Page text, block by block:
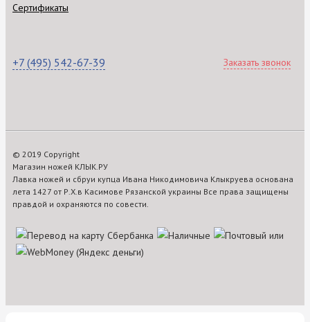
Сертификаты
+7 (495) 542-67-39 Заказать звонок
© 2019 Copyright
Магазин ножей КЛЫК.РУ
Лавка ножей и сбруи купца Ивана Никодимовича Клыкруева основана
лета 1427 от Р.Х.в Касимове Рязанской украины Все права защищены
правдой и охраняются по совести.